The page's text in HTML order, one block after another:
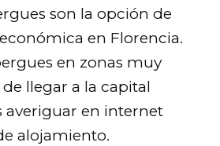
son la opción de
en Florencia.
en zonas muy
llegar a la capital
averiguar en internet
alojamiento.